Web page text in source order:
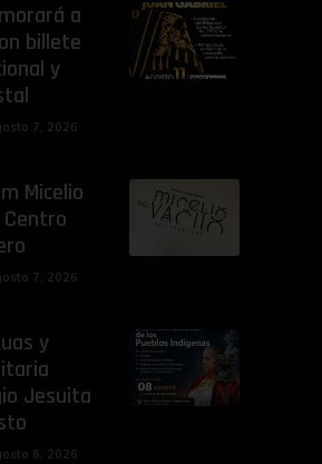
a
billete
y
7, 2026
Micelio
7, 2026
y
Jesuita
6, 2026